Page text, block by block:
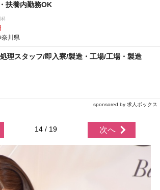
扶養内勤務OK
科
奈川県
処理スタッフ/即入寮/製造・工場/工場・製造
sponsored by 求人ボックス
14 / 19 次へ